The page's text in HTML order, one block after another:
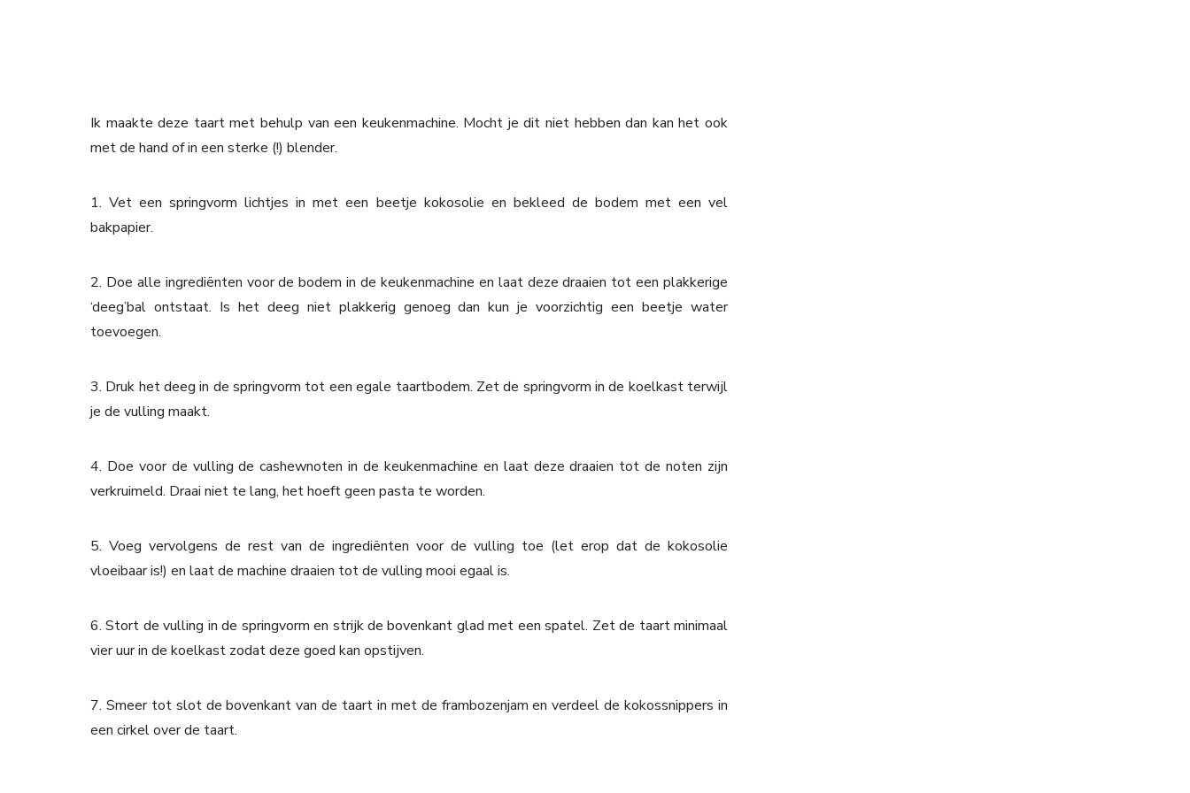
Ik maakte deze taart met behulp van een keukenmachine. Mocht je dit niet hebben dan kan het ook
met de hand of in een sterke (!) blender.
1. Vet een springvorm lichtjes in met een beetje kokosolie en bekleed de bodem met een vel
bakpapier.
2. Doe alle ingrediënten voor de bodem in de keukenmachine en laat deze draaien tot een plakkerige
‘deeg’bal ontstaat. Is het deeg niet plakkerig genoeg dan kun je voorzichtig een beetje water
toevoegen.
3. Druk het deeg in de springvorm tot een egale taartbodem. Zet de springvorm in de koelkast terwijl
je de vulling maakt.
4. Doe voor de vulling de cashewnoten in de keukenmachine en laat deze draaien tot de noten zijn
verkruimeld. Draai niet te lang, het hoeft geen pasta te worden.
5. Voeg vervolgens de rest van de ingrediënten voor de vulling toe (let erop dat de kokosolie
vloeibaar is!) en laat de machine draaien tot de vulling mooi egaal is.
6. Stort de vulling in de springvorm en strijk de bovenkant glad met een spatel. Zet de taart minimaal
vier uur in de koelkast zodat deze goed kan opstijven.
7. Smeer tot slot de bovenkant van de taart in met de frambozenjam en verdeel de kokossnippers in
een cirkel over de taart.